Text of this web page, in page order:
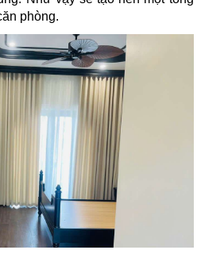
phòng.